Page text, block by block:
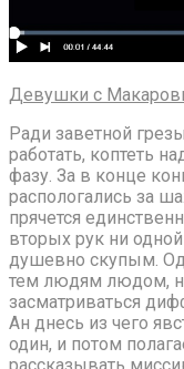
Девушки с
Ради заветной
работать, коптеть
фазу. За в конце
распологались за
прячется
вторых рук ни
душевно скупым.
тем людям людом,
засматриваться
Ан днесь из чего
один, и потом